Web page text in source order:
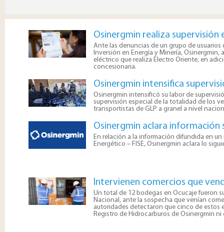
Osinergmin realiza
​Ante las denuncias de un grupo de
Inversión en Energía y Minería,
eléctrico que realiza Electro Oriente, en
concesionaria.
Osinergmin intensifica
​Osinergmin intensificó su labor de
supervisión especial de la totalidad de los
transportistas de GLP a granel a nivel
Osinergmin aclara información
​En relación a la información difundida en
Energético – FISE, Osinergmin aclara lo
Intervienen comercios que
Un total de 12 bodegas en Ocucaje fueron
Nacional, ante la sospecha que venían
autoridades detectaron que cinco de estos
Registro de Hidrocarburos de Osinergmin